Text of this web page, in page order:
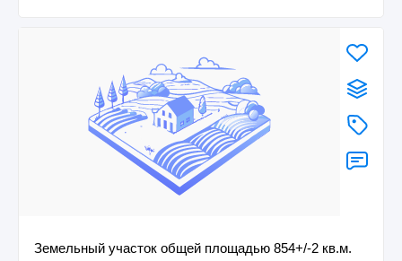
Земельный участок общей площадью 854+/-2 кв.м.